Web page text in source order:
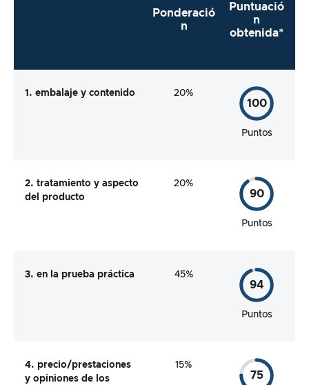
Ponderació
n
Puntuació
n
obtenida*
1. embalaje y contenido 20%
100
Puntos
2. tratamiento y aspecto
del producto
20%
90
Puntos
3. en la prueba práctica 45%
94
Puntos
4. precio/prestaciones
y opiniones de los
15%
75